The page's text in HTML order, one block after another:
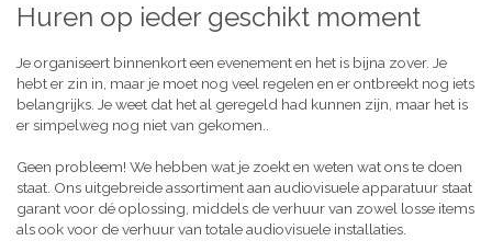
Huren op ieder geschikt moment
Je organiseert binnenkort een evenement en het is bijna zover. Je
hebt er zin in, maar je moet nog veel regelen en er ontbreekt nog iets
belangrijks. Je weet dat het al geregeld had kunnen zijn, maar het is
er simpelweg nog niet van gekomen..
Geen probleem! We hebben wat je zoekt en weten wat ons te doen
staat. Ons uitgebreide assortiment aan audiovisuele apparatuur staat
garant voor dé oplossing, middels de verhuur van zowel losse items
als ook voor de verhuur van totale audiovisuele installaties.